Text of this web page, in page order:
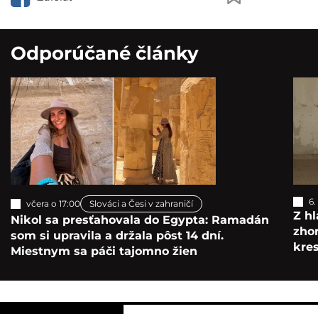
Odporúčané články
včera o 17:00 Slováci a Česi v zahraničí
Nikol sa presťahovala do Egypta: Ramadán
som si upravila a držala pôst 14 dní.
Miestnym sa páči tajomno žien
Z